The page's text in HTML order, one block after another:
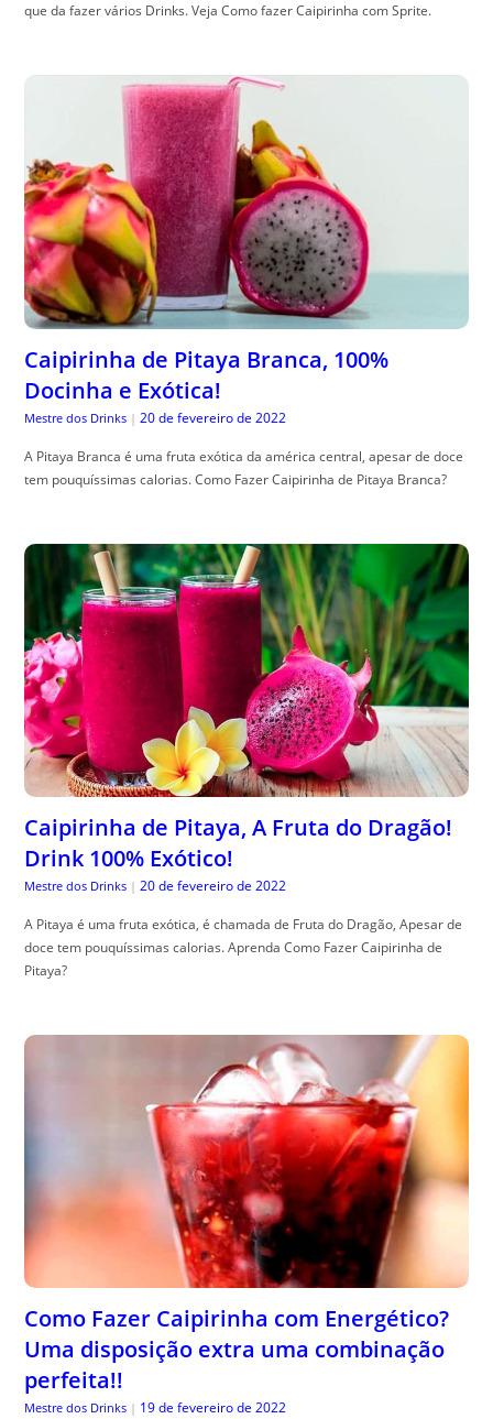
que da fazer vários Drinks. Veja Como fazer Caipirinha com Sprite.
Caipirinha de Pitaya Branca, 100%
Docinha e Exótica!
Mestre dos Drinks | 20 de fevereiro de 2022
A Pitaya Branca é uma fruta exótica da américa central, apesar de doce
tem pouquíssimas calorias. Como Fazer Caipirinha de Pitaya Branca?
Caipirinha de Pitaya, A Fruta do Dragão!
Drink 100% Exótico!
Mestre dos Drinks | 20 de fevereiro de 2022
A Pitaya é uma fruta exótica, é chamada de Fruta do Dragão, Apesar de
doce tem pouquíssimas calorias. Aprenda Como Fazer Caipirinha de
Pitaya?
Como Fazer Caipirinha com Energético?
Uma disposição extra uma combinação
perfeita!!
Mestre dos Drinks | 19 de fevereiro de 2022